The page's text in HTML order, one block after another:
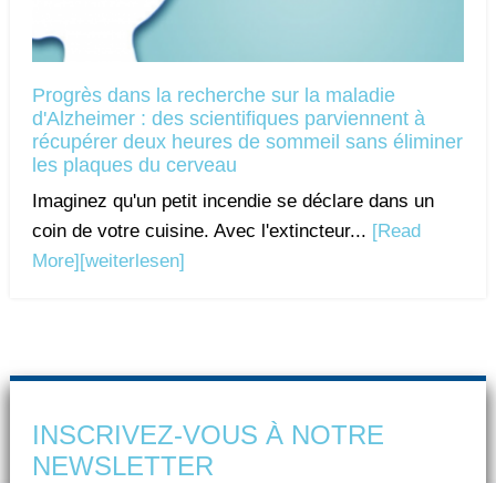
Progrès dans la recherche sur la maladie
d'Alzheimer : des scientifiques parviennent à
récupérer deux heures de sommeil sans éliminer
les plaques du cerveau
Imaginez qu'un petit incendie se déclare dans un
coin de votre cuisine. Avec l'extincteur... [Read
More][weiterlesen]
INSCRIVEZ-VOUS À NOTRE
NEWSLETTER